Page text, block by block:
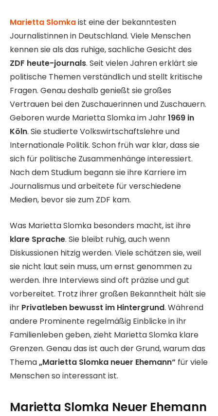
Marietta Slomkaist eine der bekanntesten
Journalistinnen in Deutschland. Viele Menschen
kennen sie als das ruhige, sachliche Gesicht des
ZDF heute-journals. Seit vielen Jahren erklärt sie
politische Themen verständlich und stellt kritische
Fragen. Genau deshalb genießt sie großes
Vertrauen bei den Zuschauerinnen und Zuschauern.
Geboren wurde Marietta Slomka im Jahr1969 in
Köln. Sie studierte Volkswirtschaftslehre und
Internationale Politik. Schon früh war klar, dass sie
sich für politische Zusammenhänge interessiert.
Nach dem Studium begann sie ihre Karriere im
Journalismus und arbeitete für verschiedene
Medien, bevor sie zum ZDF kam.
Was Marietta Slomka besonders macht, ist ihre
klare Sprache. Sie bleibt ruhig, auch wenn
Diskussionen hitzig werden. Viele schätzen sie, weil
sie nicht laut sein muss, um ernst genommen zu
werden. Ihre Interviews sind oft präzise und gut
vorbereitet. Trotz ihrer großen Bekanntheit hält sie
ihr Privatleben bewusst im Hintergrund. Während
andere Prominente regelmäßig Einblicke in ihr
Familienleben geben, zieht Marietta Slomka klare
Grenzen. Genau das ist auch der Grund, warum das
Thema„Marietta Slomka neuer Ehemann“ für viele
Menschen so interessant ist.
Marietta Slomka Neuer Ehemann